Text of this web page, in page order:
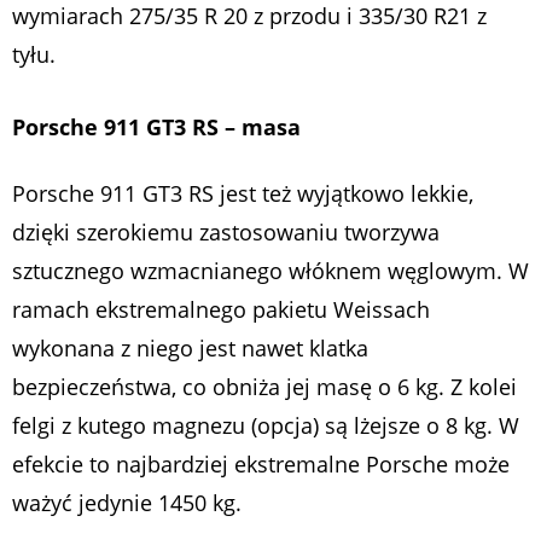
wymiarach 275/35 R 20 z przodu i 335/30 R21 z
tyłu.
Porsche 911 GT3 RS – masa
Porsche 911 GT3 RS jest też wyjątkowo lekkie,
dzięki szerokiemu zastosowaniu tworzywa
sztucznego wzmacnianego włóknem węglowym. W
ramach ekstremalnego pakietu Weissach
wykonana z niego jest nawet klatka
bezpieczeństwa, co obniża jej masę o 6 kg. Z kolei
felgi z kutego magnezu (opcja) są lżejsze o 8 kg. W
efekcie to najbardziej ekstremalne Porsche może
ważyć jedynie 1450 kg.